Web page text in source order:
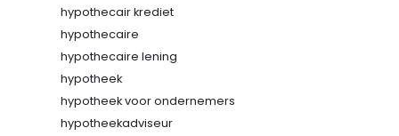
hypothecair krediet
hypothecaire
hypothecaire lening
hypotheek
hypotheek voor ondernemers
hypotheekadviseur